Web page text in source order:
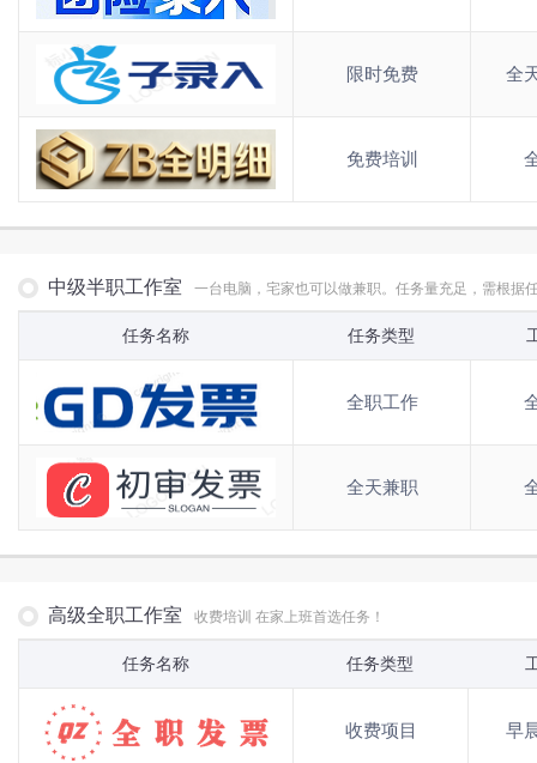
限时免费 全
免费培训
中级半职工作室 一台电脑，宅家也可以做兼职。任务量充足，需根据
任务名称 任务类型
全职工作
全天兼职
高级全职工作室 收费培训 在家上班首选任务！
任务名称 任务类型
收费项目 早